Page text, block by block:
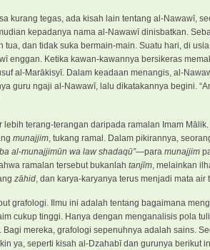
kurang tegas, ada kisah lain tentang al-Nawawī,
kepadanya nama al-Nawawī dinisbatkan.
dan tidak suka bermain-main. Suatu hari, di
enggan. Ketika kawan-kawannya bersikeras
al-Marākisyī. Dalam keadaan menangis, al-
guru ngaji al-Nawawī, lalu dikatakannya begini.
terang-terangan daripada ramalan Imam
munajjim , tukang ramal. Dalam pikirannya,
al-munajjimūn wa law shadaqū”—para munajjim
ramalan tersebut bukanlah tanjīm , melainkan
zāhid , dan karya-karyanya terus menjadi mata
grafologi. Ilmu ini adalah tentang bagaimana
cukup tinggi. Hanya dengan menganalisis pola
mereka, grafologi sepenuhnya adalah sains.
ya, seperti kisah al-Dzahabī dan gurunya berikut